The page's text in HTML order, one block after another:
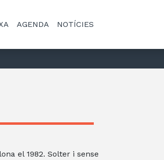
AGENDA NOTÍCIES
el 1982. Solter i sense